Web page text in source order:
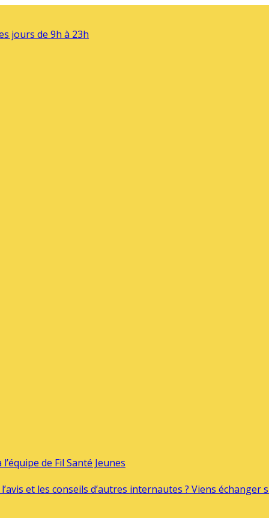
jours de 9h à 23h
de Fil Santé Jeunes
et les conseils d’autres internautes ? Viens échanger